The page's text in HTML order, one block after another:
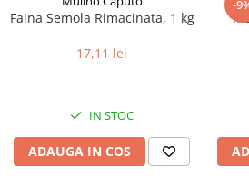
Faina Semola Rimacinata, 1 kg
17,11 lei
IN STOC
ADAUGA IN COS
-